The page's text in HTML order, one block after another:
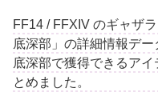
FF14 / FFXIV のギャザ
底深部」の詳細情報デ
底深部で獲得できるア
とめました。